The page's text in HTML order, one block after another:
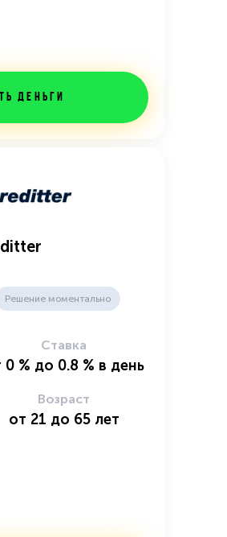
деньги
Решение моментально
Ставка
0 % до 0.8 % в день
Возраст
от 21 до 65 лет